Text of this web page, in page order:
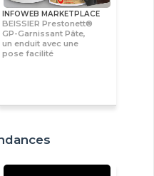
INFOWEB MARKETPLACE
BEISSIER Prestonett®
GP-Garnissant Pâte,
un enduit avec une
pose facilité